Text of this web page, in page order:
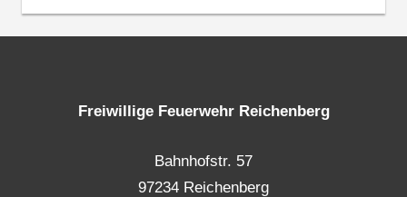
Freiwillige Feuerwehr Reichenberg
Bahnhofstr. 57
97234 Reichenberg